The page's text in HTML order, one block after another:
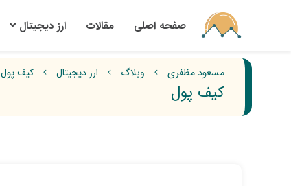
صفحه اصلی مقالات ارز‌ دیجیتال
مسعود مظفری وبلاگ ارز دیجیتال کیف پول
کیف پول